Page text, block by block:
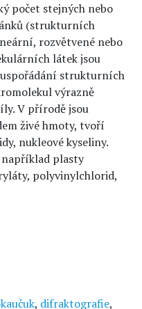
počet stejných nebo
(strukturních
rozvětvené nebo
látek jsou
strukturních
výrazně
V přírodě jsou
živé hmoty, tvoří
nukleové kyseliny.
plasty
polyvinylchlorid,
, difraktografie,